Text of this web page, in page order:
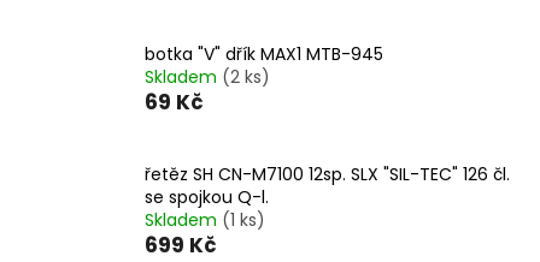
botka "V" dřík MAX1 MTB-945
Skladem (2 ks)
69 Kč
řetěz SH CN-M7100 12sp. SLX "SIL-TEC" 126 čl.
se spojkou Q-l.
Skladem (1 ks)
699 Kč